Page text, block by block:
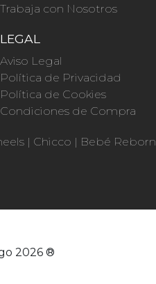
Trabaja con Nosotros
LEGAL
Aviso Legal
Política de Privacidad
Política de Cookies
Condiciones de Compra
| Chicco | Bebé Reborn
2026 ®